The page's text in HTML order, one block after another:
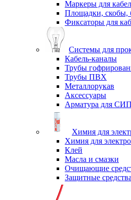
Маркеры для
Площадки, скобы,
Фиксаторы для
Системы для
Кабель-каналы
Трубы
Трубы ПВХ
Металлорукав
Аксессуары
Арматура для СИП
Химия для
Химия для
Клей
Масла и смазки
Очищающие
Защитные средства